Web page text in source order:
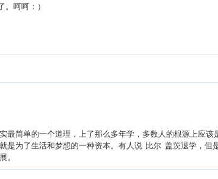
呵呵：）
最简单的一个道理，上了那么多年学，多数人的根源上应
是为了生活和梦想的一种资本。有人说 比尔 盖茨退学，但
。